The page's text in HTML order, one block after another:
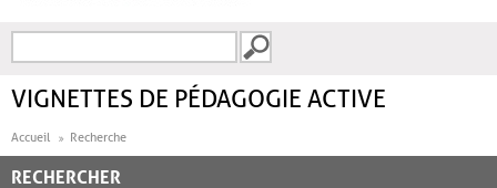
FORMULAIRE DE
VIGNETTES DE PÉDAGOGIE ACTIVE
Accueil Recherche
RECHERCHER